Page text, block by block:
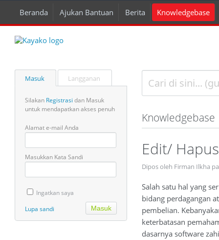
Beranda Ajukan Bantuan Berita Knowledgebase
Masuk Langganan
Silakan Registrasi dan Masuk
untuk mendapatkan akses penuh
Alamat e-mail Anda
Masukkan Kata Sandi
Ingatkan saya
Lupa sandi
Knowledgebase
Edit/
Dipos oleh Firman Ilkha
Salah satu hal yang
bidang perdagangan
pembelian.
keterbatasan
dasarnya software